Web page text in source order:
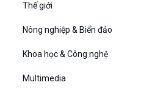
Thế giới
Nông nghiệp & Biển đảo
Khoa học & Công nghệ
Multimedia